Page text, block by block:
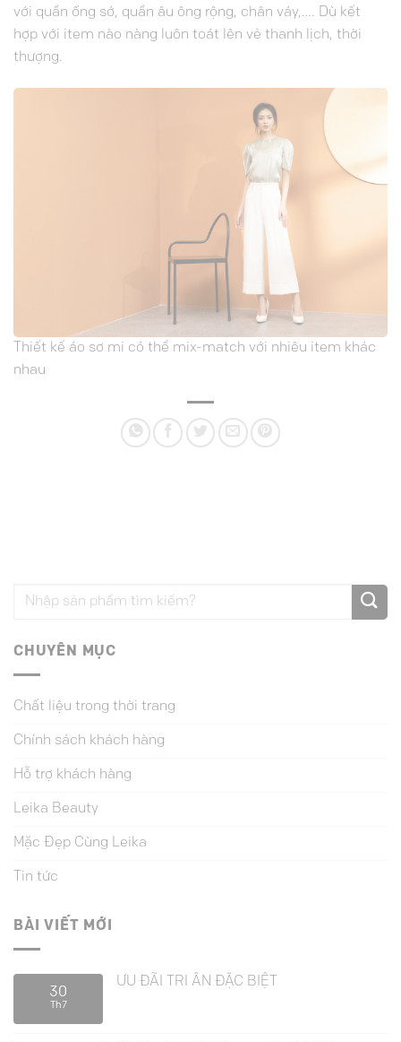
với quần ống sớ, quần âu ông rộng, chân váy,…. Dù kết
hợp với item nào nàng luôn toát lên vẻ thanh lịch, thời
thượng.
T hiết kế áo sơ mi có thể mix-match với nhiêu item khác
nhau
CHUYÊN MỤC
Chất liệu trong thời trang
Chính sách khách hàng
Hỗ trợ khách hàng
Leika Beauty
Mặc Đẹp Cùng Leika
Tin tức
BÀI VIẾT MỚI
30
Th7
ƯU ĐÃI TRI ÂN ĐẶC BIỆT